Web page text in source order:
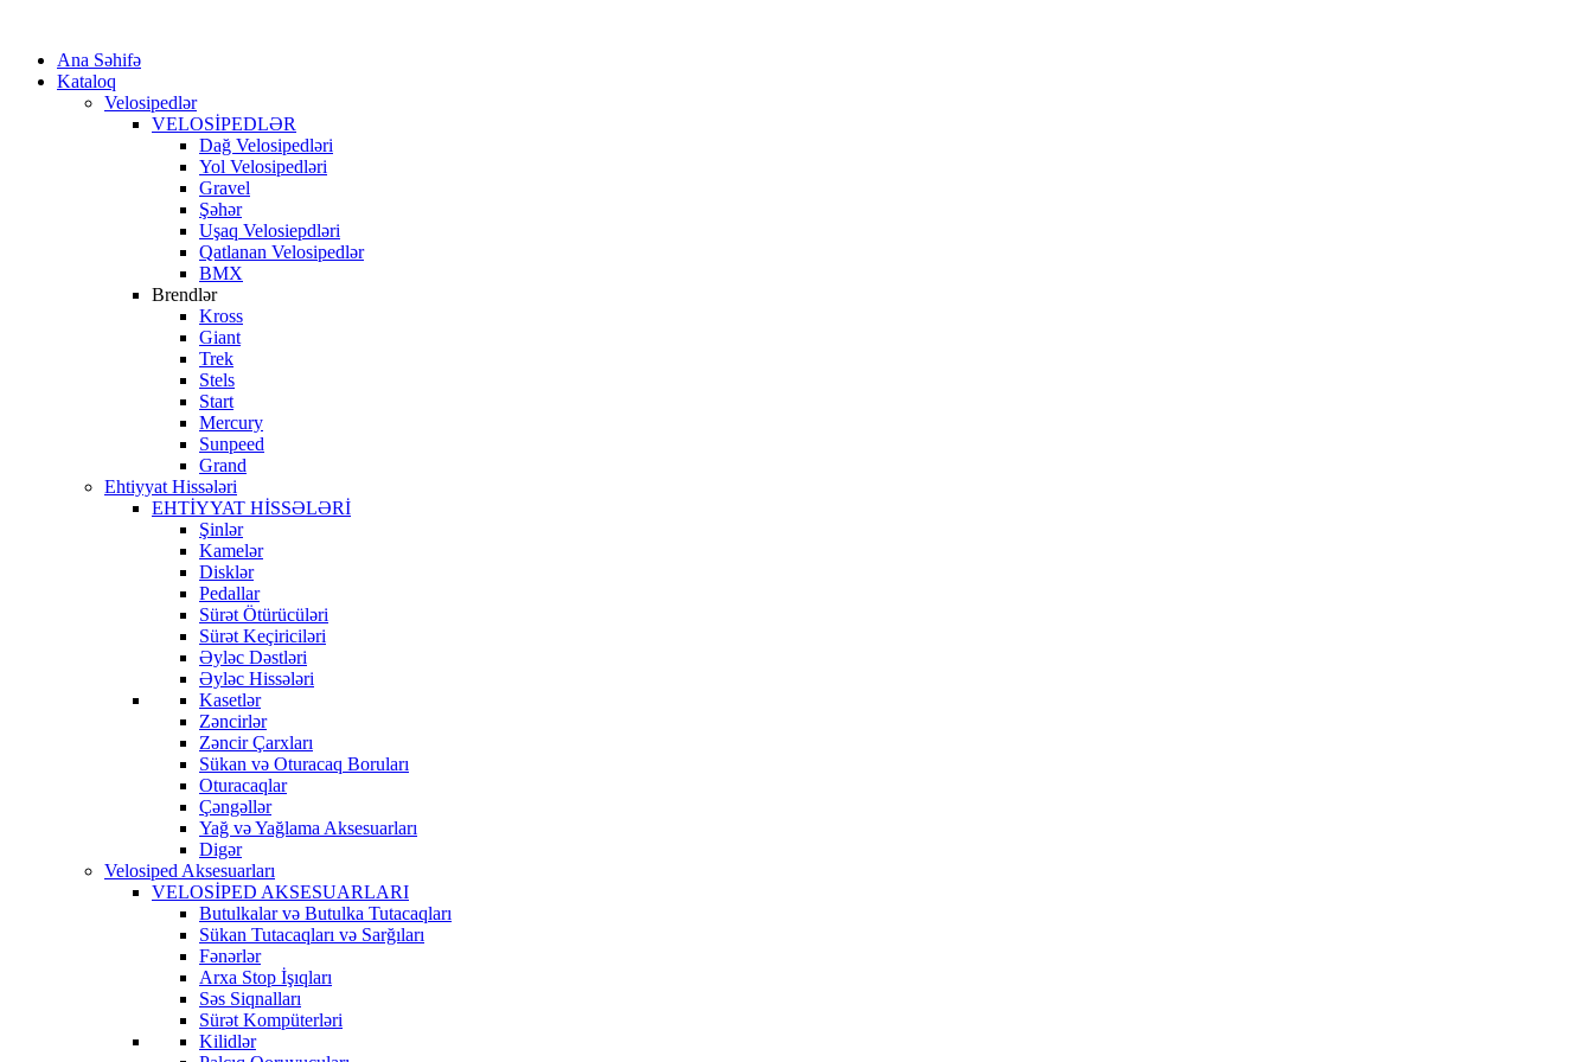
Ana Səhifə
Kataloq
Velosipedlər
VELOSİPEDLƏR
Dağ Velosipedləri
Yol Velosipedləri
Gravel
Şəhər
Uşaq Velosiepdləri
Qatlanan Velosipedlər
BMX
Brendlər
Kross
Giant
Trek
Stels
Start
Mercury
Sunpeed
Grand
Ehtiyyat Hissələri
EHTİYYAT HİSSƏLƏRİ
Şinlər
Kamelər
Disklər
Pedallar
Sürət Ötürücüləri
Sürət Keçiriciləri
Əyləc Dəstləri
Əyləc Hissələri
Kasetlər
Zəncirlər
Zəncir Çarxları
Sükan və Oturacaq Boruları
Oturacaqlar
Çəngəllər
Yağ və Yağlama Aksesuarları
Digər
Velosiped Aksesuarları
VELOSİPED AKSESUARLARI
Butulkalar və Butulka Tutacaqları
Sükan Tutacaqları və Sarğıları
Fənərlər
Arxa Stop İşıqları
Səs Siqnalları
Sürət Kompüterləri
Kilidlər